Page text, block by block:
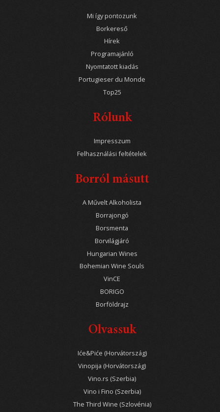
Mi így pontozunk
Borkereső
Hírek
Programajánló
Nyomtatott kiadás
Portugieser du Monde
Top25
Rólunk
Impresszum
Felhasználási feltételek
Borról másutt
A Művelt Alkoholista
Borrajongó
Borsmenta
Borvilágjáró
Hungarian Wines
Bohemian Wine Souls
VinCE
BORIGO
Borföldrajz
Olvassuk
Iće&Piće (Horvátország)
Vinopija (Horvátország)
Vino.rs (Szerbia)
Vino i Fino (Szerbia)
The Third Wine (Szlovénia)